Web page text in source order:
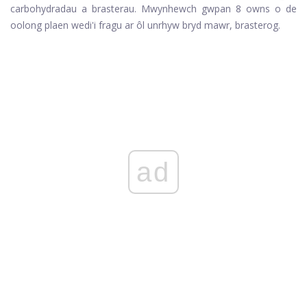
carbohydradau a brasterau. Mwynhewch gwpan 8 owns o de
oolong plaen wedi'i fragu ar ôl unrhyw bryd mawr, brasterog.
ad